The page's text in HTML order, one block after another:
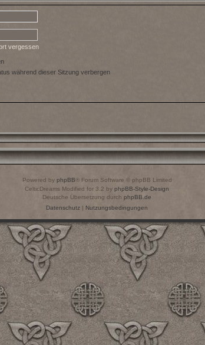
vergessen
während dieser Sitzung verbergen
Powered by phpBB® Forum Software © phpBB Limited
CelticDreams Modified for 3.2 byphpBB-Style-Design
Deutsche Übersetzung durchphpBB.de
Datenschutz | Nutzungsbedingungen